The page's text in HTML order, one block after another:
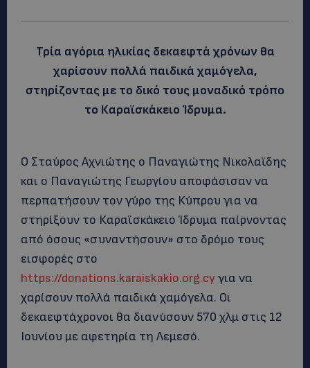
Τρία αγόρια ηλικίας δεκαεφτά χρόνων θα
χαρίσουν πολλά παιδικά χαμόγελα,
στηρίζοντας με το δικό τους μοναδικό τρόπο
το Καραϊσκάκειο Ίδρυμα.
Ο Σταύρος Αχνιώτης ο Παναγιώτης Νικολαϊδης
και ο Παναγιώτης Γεωργίου αποφάσισαν να
περπατήσουν τον γύρο της Κύπρου για να
στηρίξουν το Καραϊσκάκειο Ίδρυμα παίρνοντας
από όσους «συναντήσουν» στο δρόμο τους
εισφορές στο
https://donations.karaiskakio.org.cyγια να
χαρίσουν πολλά παιδικά χαμόγελα. Οι
δεκαεφτάχρονοι θα διανύσουν 570 χλμ στις 12
Ιουνίου με αφετηρία τη Λεμεσό.